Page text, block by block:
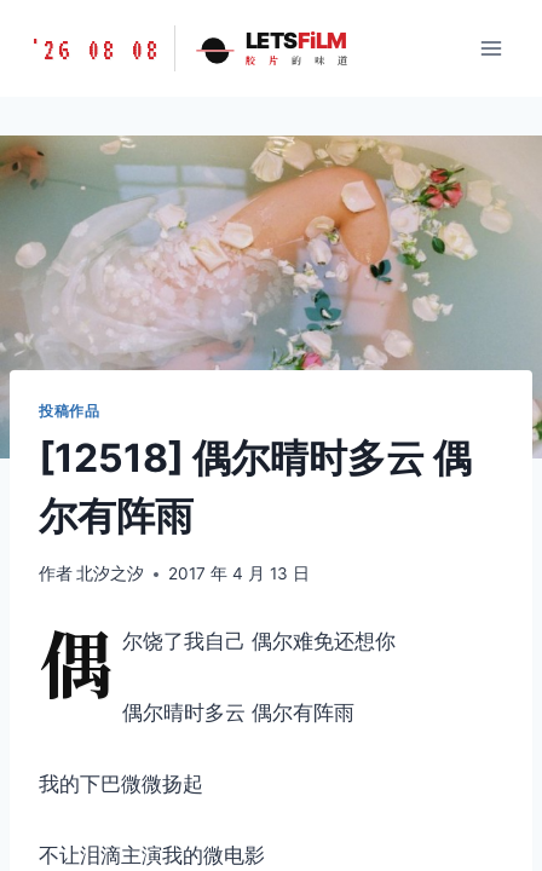
胶
味
道
LETSFILM
'26 08 08 LETSFiLM
胶 片 的 味 道
投稿作品
[12518] 偶尔晴时多云 偶
尔有阵雨
作者北汐之汐 2017 年 4 月 13 日
偶 尔饶了我自己 偶尔难免还想你
偶尔晴时多云 偶尔有阵雨
我的下巴微微扬起
不让泪滴主演我的微电影